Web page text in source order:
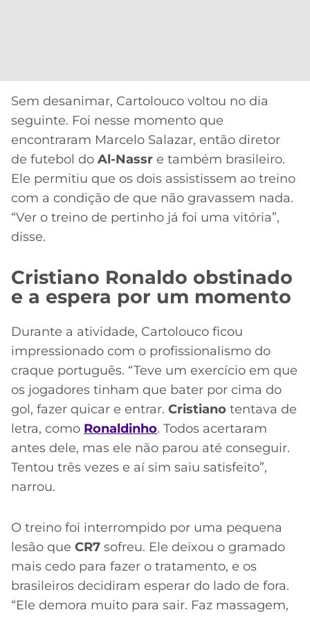
Sem desanimar, Cartolouco voltou no dia
seguinte. Foi nesse momento que
encontraram Marcelo Salazar, então diretor
de futebol do Al-Nassr e também brasileiro.
Ele permitiu que os dois assistissem ao treino
com a condição de que não gravassem nada.
“Ver o treino de pertinho já foi uma vitória”,
disse.
Cristiano Ronaldo obstinado
e a espera por um momento
Durante a atividade, Cartolouco ficou
impressionado com o profissionalismo do
craque português. “Teve um exercício em que
os jogadores tinham que bater por cima do
gol, fazer quicar e entrar. Cristiano tentava de
letra, como Ronaldinho. Todos acertaram
antes dele, mas ele não parou até conseguir.
Tentou três vezes e aí sim saiu satisfeito”,
narrou.
O treino foi interrompido por uma pequena
lesão que CR7 sofreu. Ele deixou o gramado
mais cedo para fazer o tratamento, e os
brasileiros decidiram esperar do lado de fora.
“Ele demora muito para sair. Faz massagem,